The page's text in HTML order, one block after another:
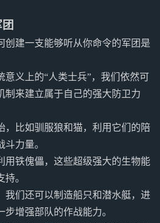
创建一支能够听从你命令的军团是
意义上的“人类士兵”，我们依然可
制来建立属于自己的强大防卫力
，比如驯服狼和猫，利用它们的陪
力量。
用铁傀儡，这些超级强大的生物能
。
我们还可以制造船只和潜水艇，进
增强部队的作战能力。